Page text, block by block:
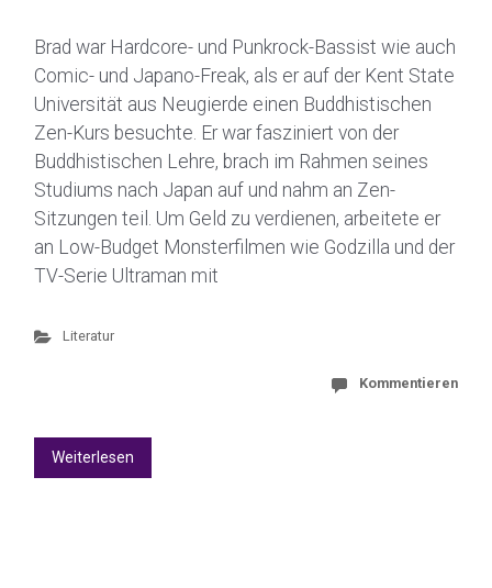
Brad war Hardcore- und Punkrock-Bassist wie auch
Comic- und Japano-Freak, als er auf der Kent State
Universität aus Neugierde einen Buddhistischen
Zen-Kurs besuchte. Er war fasziniert von der
Buddhistischen Lehre, brach im Rahmen seines
Studiums nach Japan auf und nahm an Zen-
Sitzungen teil. Um Geld zu verdienen, arbeitete er
an Low-Budget Monsterfilmen wie Godzilla und der
TV-Serie Ultraman mit
Literatur
Kommentieren
Weiterlesen